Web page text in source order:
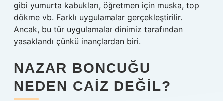
gibi yumurta kabukları, öğretmen için muska, top
dökme vb. Farklı uygulamalar gerçekleştirilir.
Ancak, bu tür uygulamalar dinimiz tarafından
yasaklandı çünkü inançlardan biri.
NAZAR BONCUĞU
NEDEN CAIZ DEĞIL?